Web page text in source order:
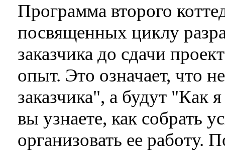
Программа второго
посвященных циклу
заказчика до сдачи
опыт. Это означает, что
заказчика", а будут "Как
вы узнаете, как собрать
организовать ее работу.